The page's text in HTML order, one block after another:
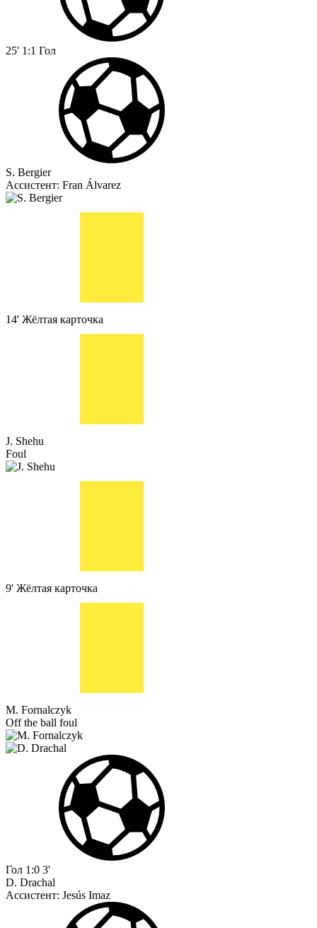
25' 1:1 Гол
S. Bergier
Ассистент: Fran Álvarez
14' Жёлтая карточка
J. Shehu
Foul
9' Жёлтая карточка
M. Fornalczyk
Off the ball foul
Гол 1:0 3'
D. Drachal
Ассистент: Jesús Imaz